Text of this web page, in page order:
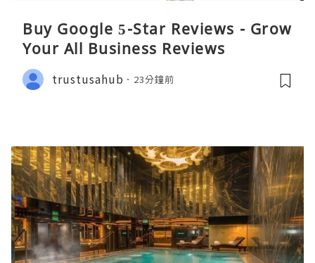
Buy Google 5-Star Reviews - Grow
Your All Business Reviews
trustusahub 23分鐘前